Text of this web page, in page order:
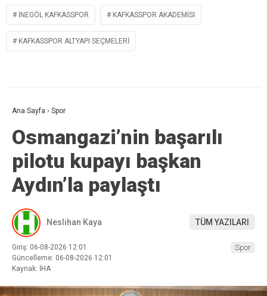
INEGÖL KAFKASSPOR KAFKASSPOR AKADEMISI
KAFKASSPOR ALTYAPI SEÇMELERI
Ana Sayfa › Spor
Osmangazi’nin başarılı
pilotu kupayı başkan
Aydın’la paylaştı
Neslihan Kaya TÜM YAZILARI
Giriş: 06-08-2026 12:01
Güncelleme: 06-08-2026 12:01
Kaynak: İHA
Spor